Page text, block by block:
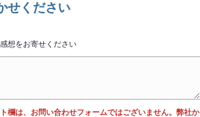
せください
想をお寄せください
欄は、お問い合わせフォームではございません。弊社か